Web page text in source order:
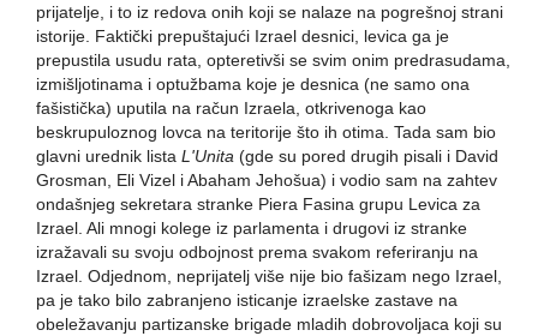
prijatelje, i to iz redova onih koji se nalaze na pogrešnoj strani
istorije. Faktički prepuštajući Izrael desnici, levica ga je
prepustila usudu rata, opteretivši se svim onim predrasudama,
izmišljotinama i optužbama koje je desnica (ne samo ona
fašistička) uputila na račun Izraela, otkrivenoga kao
beskrupuloznog lovca na teritorije što ih otima. Tada sam bio
glavni urednik lista L'Unita (gde su pored drugih pisali i David
Grosman, Eli Vizel i Abaham Jehošua) i vodio sam na zahtev
ondašnjeg sekretara stranke Piera Fasina grupu Levica za
Izrael. Ali mnogi kolege iz parlamenta i drugovi iz stranke
izražavali su svoju odbojnost prema svakom referiranju na
Izrael. Odjednom, neprijatelj više nije bio fašizam nego Izrael,
pa je tako bilo zabranjeno isticanje izraelske zastave na
obeležavanju partizanske brigade mladih dobrovoljaca koji su